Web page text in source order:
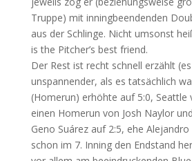
Truppe) mit inningbeendenden
aus der Schlinge. Nicht umsonst
is the Pitcher’s best friend.
Der Rest ist recht schnell erzählt
unspannender, als es tatsächlich
(Homerun) erhöhte auf 5:0, Seattle
einen Homerun von Josh Naylor
Geno Suárez auf 2:5, ehe Alejandro
schon im 7. Inning den Endstand